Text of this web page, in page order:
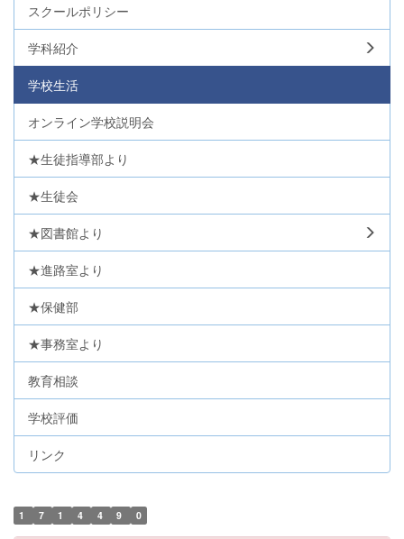
スクールポリシー
学科紹介
学校生活
オンライン学校説明会
★生徒指導部より
★生徒会
★図書館より
★進路室より
★保健部
★事務室より
教育相談
学校評価
リンク
1 7 1 4 4 9 0